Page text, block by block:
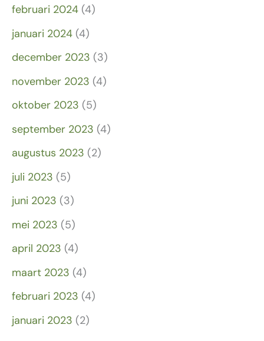
februari 2024 (4)
januari 2024 (4)
december 2023 (3)
november 2023 (4)
oktober 2023 (5)
september 2023 (4)
augustus 2023 (2)
juli 2023 (5)
juni 2023 (3)
mei 2023 (5)
april 2023 (4)
maart 2023 (4)
februari 2023 (4)
januari 2023 (2)